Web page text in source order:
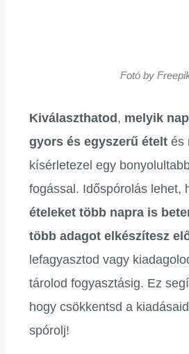
Fotó by
Kiválaszthatod, melyik
gyors és egyszerű ételt és
kísérletezel egy
fogással. Időspórolás lehet,
ételeket több napra is
több adagot elkészítesz
lefagyasztod vagy
tárolod fogyasztásig. Ez
hogy csökkentsd a
spórolj!